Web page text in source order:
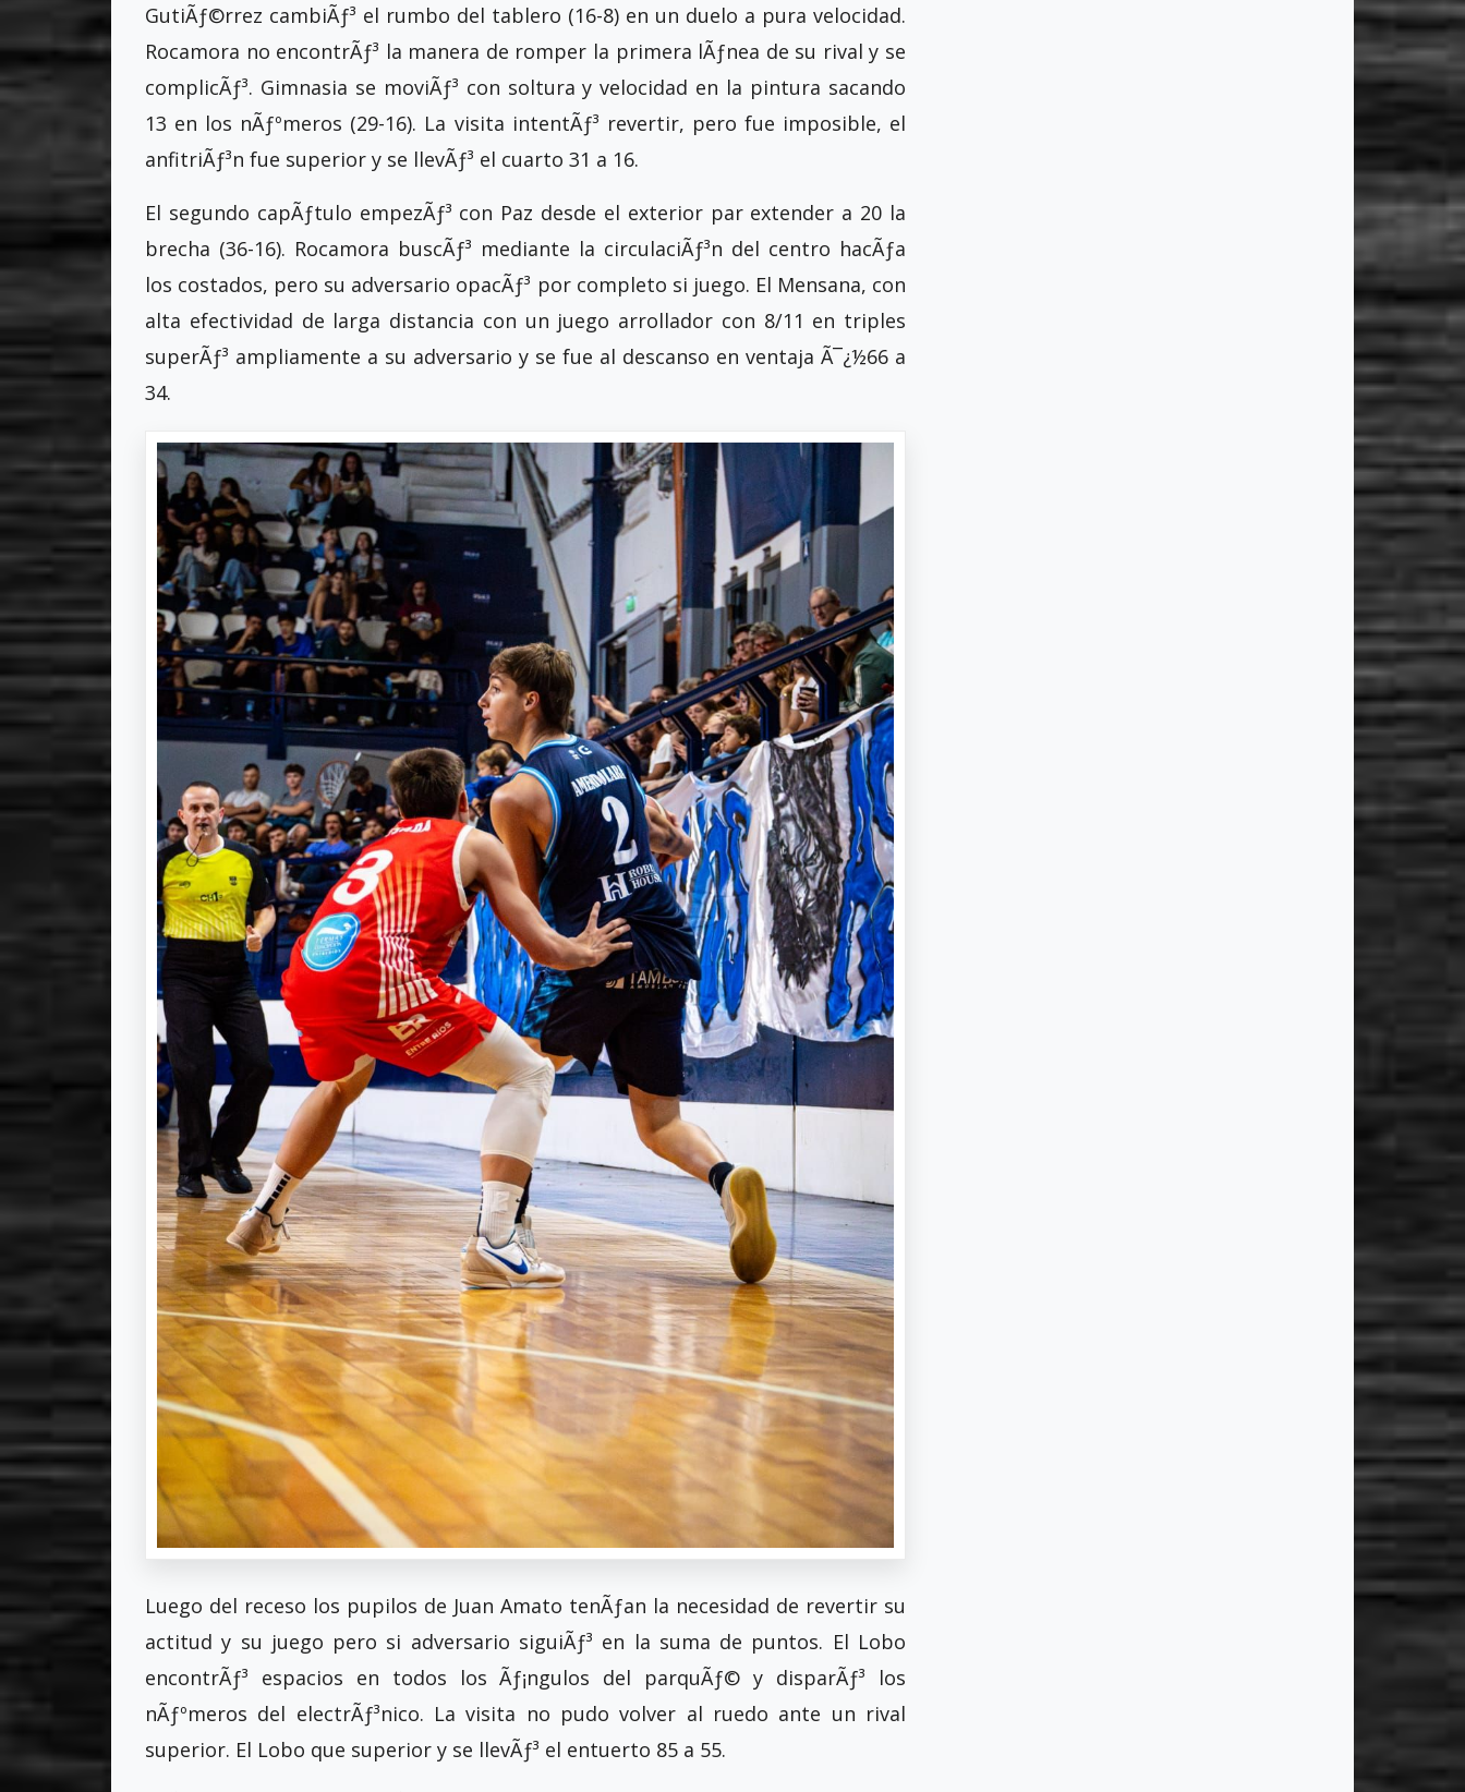
GutiÃƒ©rrez cambiÃƒ³ el rumbo del tablero (16-8) en un duelo a pura velocidad.
Rocamora no encontrÃƒ³ la manera de romper la primera lÃƒ­nea de su rival y se
complicÃƒ³. Gimnasia se moviÃƒ³ con soltura y velocidad en la pintura sacando
13 en los nÃƒºmeros (29-16). La visita intentÃƒ³ revertir, pero fue imposible, el
anfitriÃƒ³n fue superior y se llevÃƒ³ el cuarto 31 a 16.
El segundo capÃƒ­tulo empezÃƒ³ con Paz desde el exterior par extender a 20 la
brecha (36-16). Rocamora buscÃƒ³ mediante la circulaciÃƒ³n del centro hacÃƒ­a
los costados, pero su adversario opacÃƒ³ por completo si juego. El Mensana, con
alta efectividad de larga distancia con un juego arrollador con 8/11 en triples
superÃƒ³ ampliamente a su adversario y se fue al descanso en ventaja Ã¯¿½66 a
34.
Luego del receso los pupilos de Juan Amato tenÃƒ­an la necesidad de revertir su
actitud y su juego pero si adversario siguiÃƒ³ en la suma de puntos. El Lobo
encontrÃƒ³ espacios en todos los Ãƒ¡ngulos del parquÃƒ© y disparÃƒ³ los
nÃƒºmeros del electrÃƒ³nico. La visita no pudo volver al ruedo ante un rival
superior. El Lobo que superior y se llevÃƒ³ el entuerto 85 a 55.